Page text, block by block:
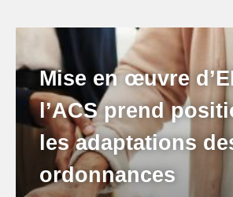
Mise en œuvre
l’ACS prend
les adaptations
ordonnances